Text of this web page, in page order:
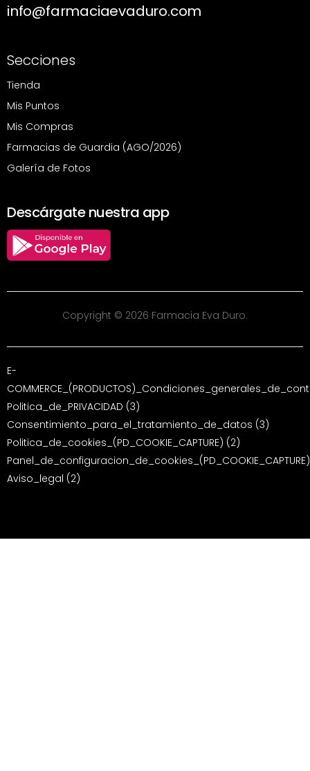
info@farmaciaevaduro.com
Secciones
Tienda
Mis Puntos
Mis Compras
Farmacias de Guardia (AGO/2026)
Galería de Fotos
Descárgate nuestra app
Copyright © 2026 Farmacia Eva Duro.
E-
Politica_de_PRIVACIDAD (3)
Consentimiento_para_el_tratamiento_de_datos (3)
Politica_de_cookies_(PD_COOKIE_CAPTURE) (2)
Panel_de_configuracion_de_cookies_(PD_COOKIE_CAPTURE)
Aviso_legal (2)